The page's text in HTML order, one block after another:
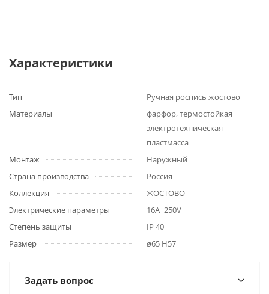
Характеристики
Тип
Ручная роспись жостово
Материалы
фарфор, термостойкая
электротехническая
пластмасса
Монтаж
Наружный
Страна производства
Россия
Коллекция
ЖОСТОВО
Электрические параметры
16А~250V
Степень защиты
IP 40
Размер
ø65 Н57
Задать вопрос